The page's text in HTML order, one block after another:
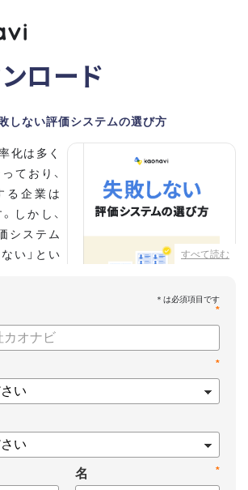
ロード
しない評価システムの選び方
すべて読む
化は多く
ており、
る企業は
しかし、
システム
い」とい
が必要な企業の特徴
3つの視点
たので、ぜひお役立てください。
*
*
*
名